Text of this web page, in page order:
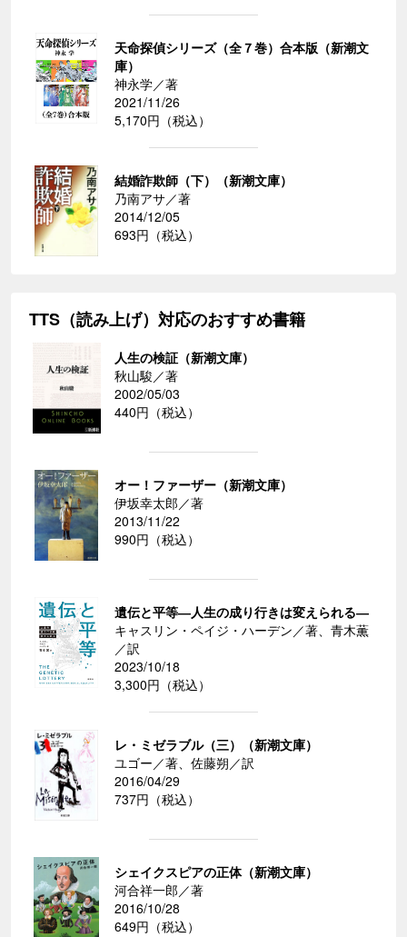
天命探偵シリーズ（全７巻）合本版（新潮文
庫）
神永学／著
2021/11/26
5,170円（税込）
結婚詐欺師（下）（新潮文庫）
乃南アサ／著
2014/12/05
693円（税込）
TTS（読み上げ）対応のおすすめ書籍
人生の検証（新潮文庫）
秋山駿／著
2002/05/03
440円（税込）
オー！ファーザー（新潮文庫）
伊坂幸太郎／著
2013/11/22
990円（税込）
遺伝と平等―人生の成り行きは変えられる―
キャスリン・ペイジ・ハーデン／著、青木薫
／訳
2023/10/18
3,300円（税込）
レ・ミゼラブル（三）（新潮文庫）
ユゴー／著、佐藤朔／訳
2016/04/29
737円（税込）
シェイクスピアの正体（新潮文庫）
河合祥一郎／著
2016/10/28
649円（税込）